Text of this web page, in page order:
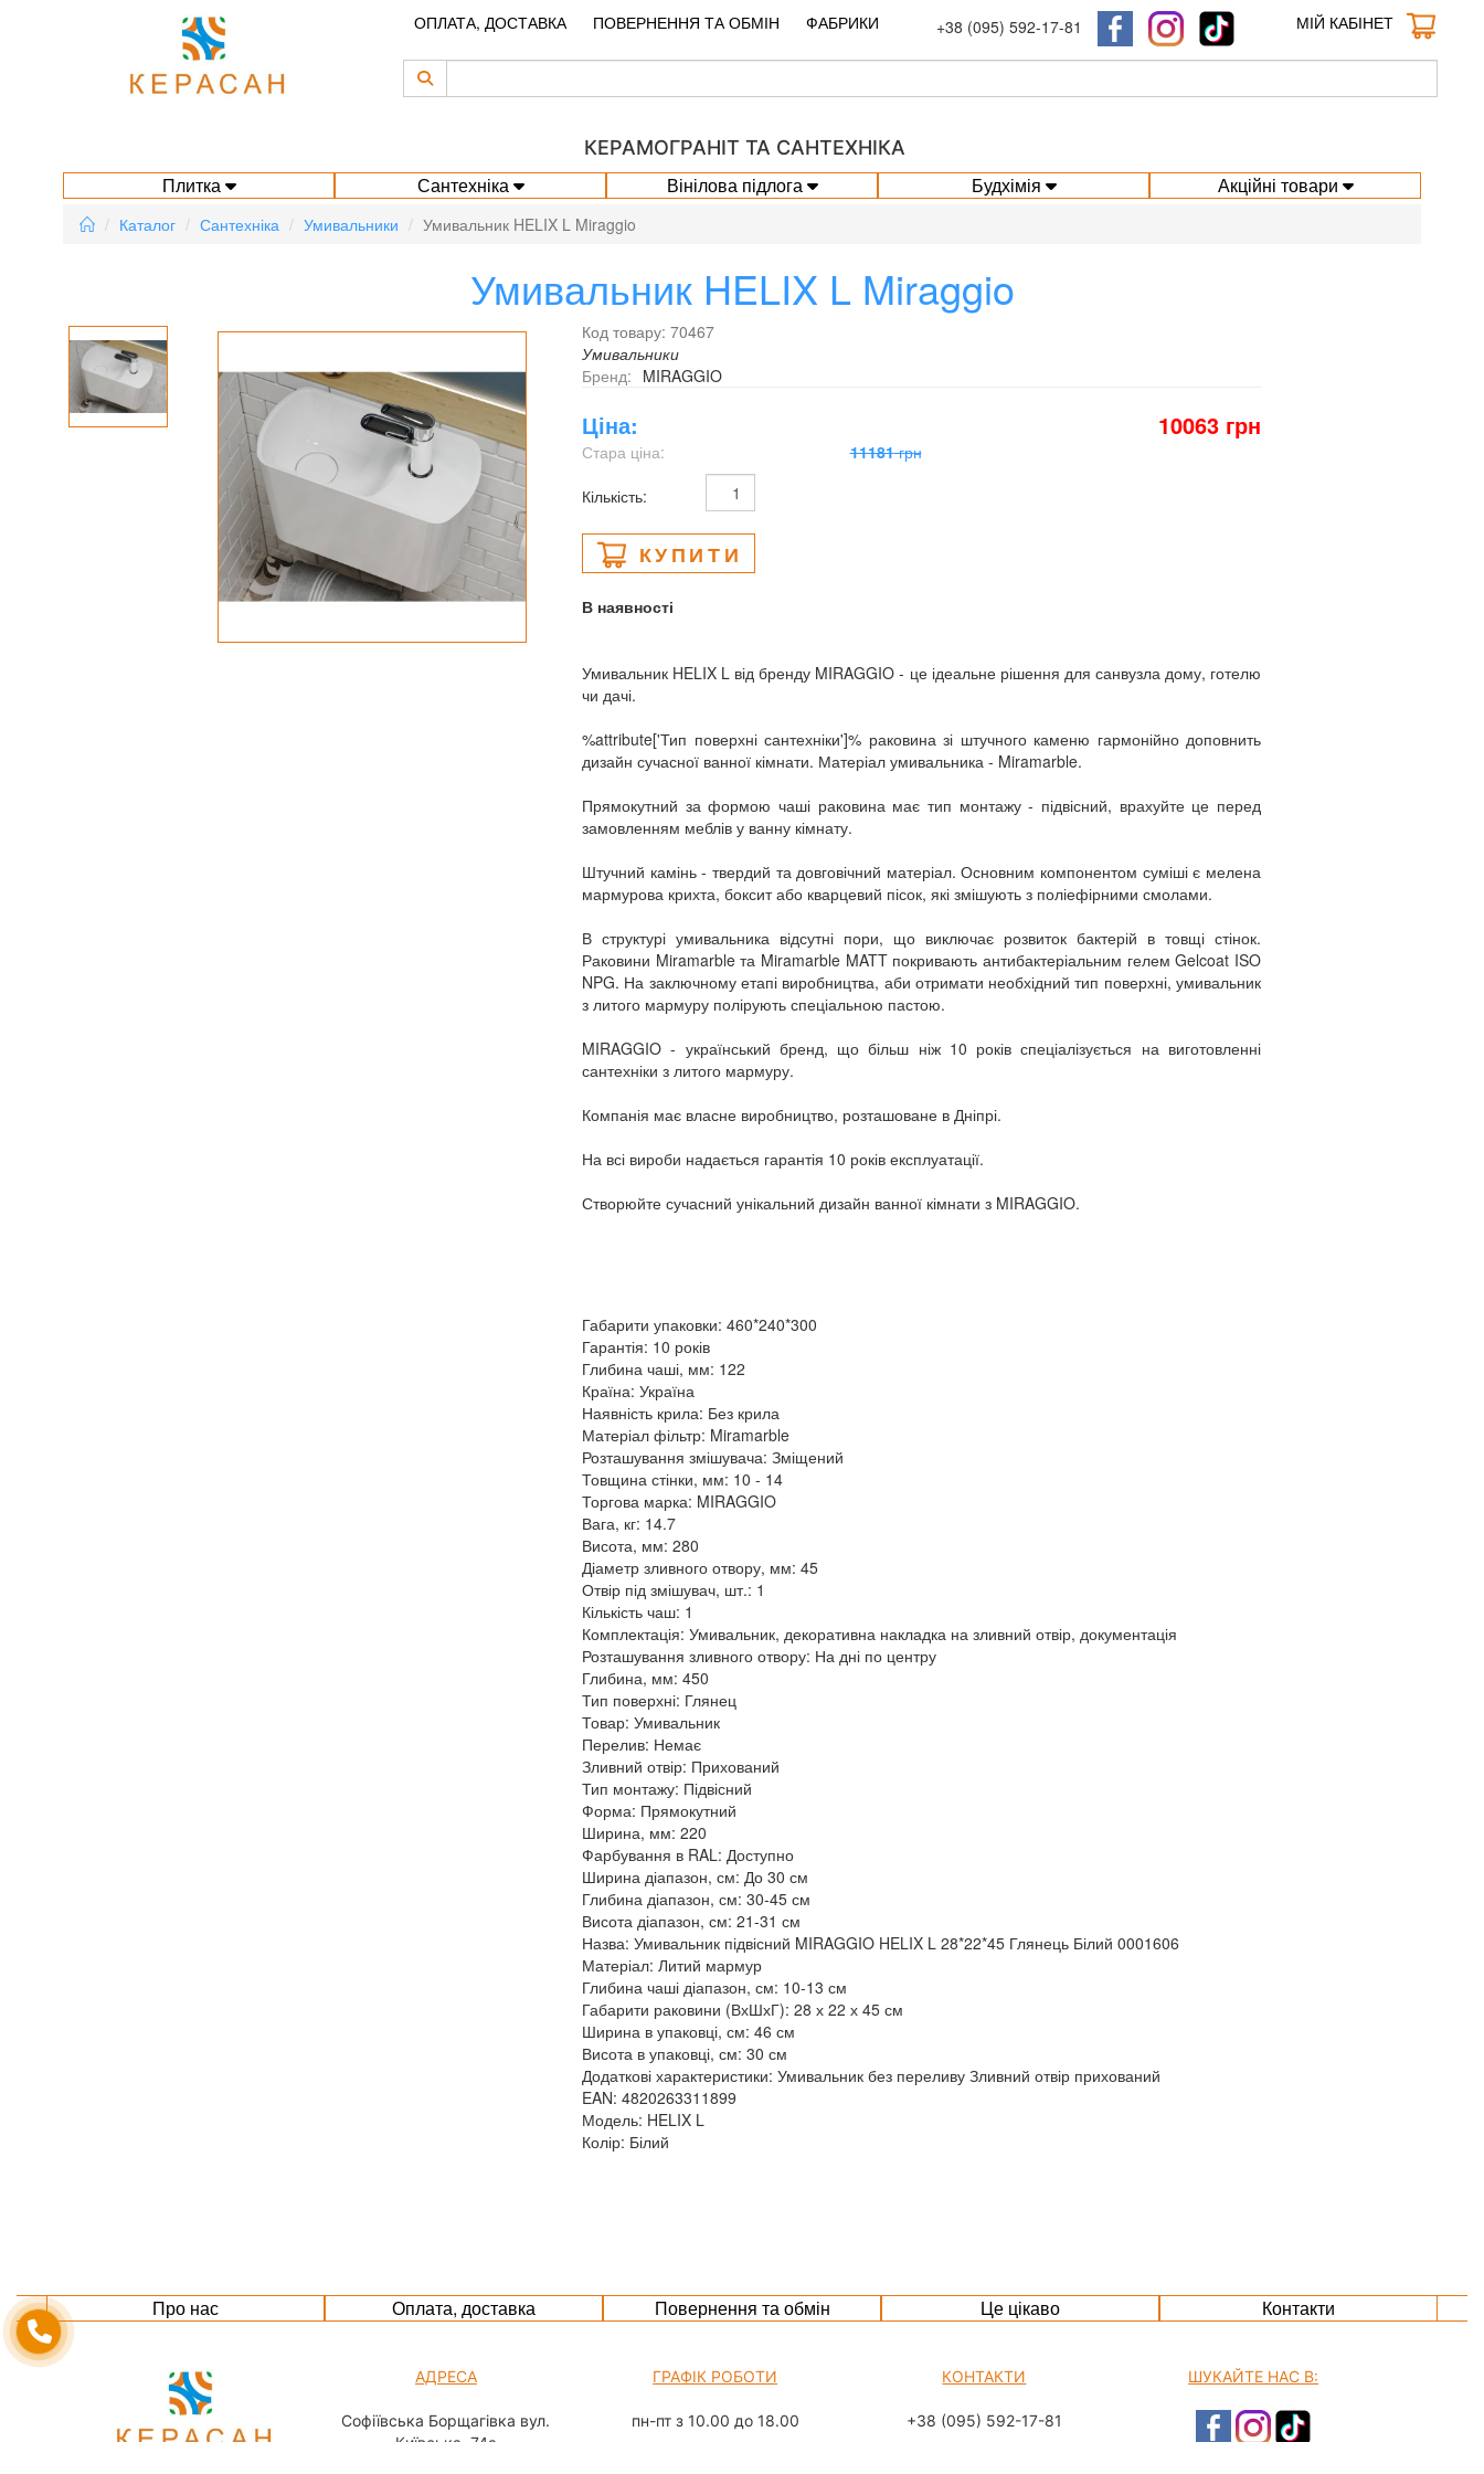
ОПЛАТА, ДОСТАВКА ПОВЕРНЕННЯ ТА ОБМІН ФАБРИКИ +38 (095) 592-17-81 МІЙ КАБІНЕТ
КЕРАМОГРАНІТ ТА САНТЕХНІКА
Плитка Сантехніка Вінілова підлога Будхімія Акційні товари
Каталог Сантехніка Умивальники Умивальник HELIX L Miraggio
Умивальник HELIX L Miraggio
Код товару: 70467
Умивальники
Бренд: MIRAGGIO
Ціна: 10063 грн
Стара ціна: 11181грн
Кількість:
КУПИТИ
В наявності
Умивальник HELIX L від бренду MIRAGGIO - це ідеальне рішення для санвузла дому, готелю
чи дачі.
%attribute['Тип поверхні сантехніки']% раковина зі штучного каменю гармонійно доповнить
дизайн сучасної ванної кімнати. Матеріал умивальника - Miramarble.
Прямокутний за формою чаші раковина має тип монтажу - підвісний, врахуйте це перед
замовленням меблів у ванну кімнату.
Штучний камінь - твердий та довговічний матеріал. Основним компонентом суміші є мелена
мармурова крихта, боксит або кварцевий пісок, які змішують з поліефірними смолами.
В структурі умивальника відсутні пори, що виключає розвиток бактерій в товщі стінок.
Раковини Miramarble та Miramarble MATT покривають антибактеріальним гелем Gelcoat ISO
NPG. На заключному етапі виробництва, аби отримати необхідний тип поверхні, умивальник
з литого мармуру полірують спеціальною пастою.
MIRAGGIO - український бренд, що більш ніж 10 років спеціалізується на виготовленні
сантехніки з литого мармуру.
Компанія має власне виробництво, розташоване в Дніпрі.
На всі вироби надається гарантія 10 років експлуатації.
Створюйте сучасний унікальний дизайн ванної кімнати з MIRAGGIO.
Габарити упаковки: 460*240*300
Гарантія: 10 років
Глибина чаші, мм: 122
Країна: Україна
Наявність крила: Без крила
Матеріал фільтр: Miramarble
Розташування змішувача: Зміщений
Товщина стінки, мм: 10 - 14
Торгова марка: MIRAGGIO
Вага, кг: 14.7
Висота, мм: 280
Діаметр зливного отвору, мм: 45
Отвір під змішувач, шт.: 1
Кількість чаш: 1
Комплектація: Умивальник, декоративна накладка на зливний отвір, документація
Розташування зливного отвору: На дні по центру
Глибина, мм: 450
Тип поверхні: Глянец
Товар: Умивальник
Перелив: Немає
Зливний отвір: Прихований
Тип монтажу: Підвісний
Форма: Прямокутний
Ширина, мм: 220
Фарбування в RAL: Доступно
Ширина діапазон, см: До 30 см
Глибина діапазон, см: 30-45 см
Висота діапазон, см: 21-31 см
Назва: Умивальник підвісний MIRAGGIO HELIX L 28*22*45 Глянець Білий 0001606
Матеріал: Литий мармур
Глибина чаші діапазон, см: 10-13 см
Габарити раковини (ВхШхГ): 28 х 22 х 45 см
Ширина в упаковці, см: 46 см
Висота в упаковці, см: 30 см
Додаткові характеристики: Умивальник без переливу Зливний отвір прихований
EAN: 4820263311899
Модель: HELIX L
Колір: Білий
Про нас Оплата, доставка Повернення та обмін Це цікаво Контакти
АДРЕСА
Софіївська Борщагівка вул.
Київська, 74а
ГРАФІК РОБОТИ
пн-пт з 10.00 до 18.00
КОНТАКТИ
+38 (095) 592-17-81
ШУКАЙТЕ НАС В: